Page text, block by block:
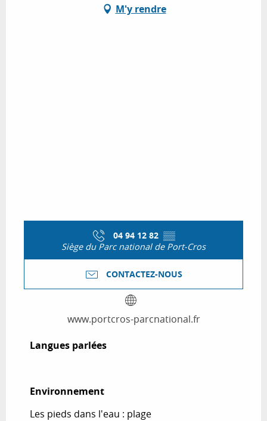
M'y rendre
04 94 12 82 ▒▒
Siège du Parc national de Port-Cros
CONTACTEZ-NOUS
www.portcros-parcnational.fr
Langues parlées
Langues parlées
Environnement
Environnement
Les pieds dans l'eau : plage